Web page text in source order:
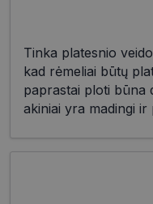
Tinka platesnio
kad rėmeliai būtų
paprastai ploti būna
akiniai yra madingi ir